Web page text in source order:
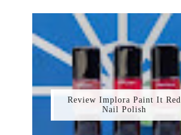
Review Implora Paint It Red
Nail Polish